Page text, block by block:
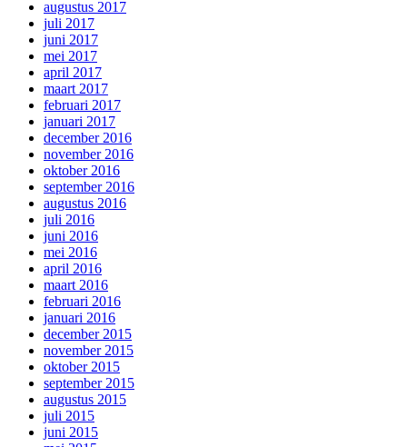
augustus 2017
juli 2017
juni 2017
mei 2017
april 2017
maart 2017
februari 2017
januari 2017
december 2016
november 2016
oktober 2016
september 2016
augustus 2016
juli 2016
juni 2016
mei 2016
april 2016
maart 2016
februari 2016
januari 2016
december 2015
november 2015
oktober 2015
september 2015
augustus 2015
juli 2015
juni 2015